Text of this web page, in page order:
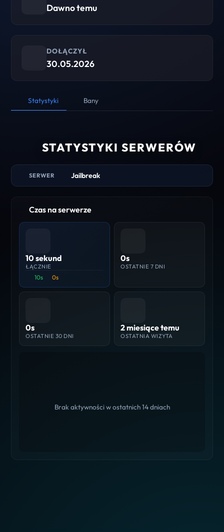
Dawno temu
DOŁĄCZYŁ
30.05.2026
Statystyki Bany
STATYSTYKI SERWERÓW
SERWER Jailbreak
Czas na serwerze
10 sekund
ŁĄCZNIE
10s 0s
0s
OSTATNIE 7 DNI
0s
OSTATNIE 30 DNI
2 miesiące temu
OSTATNIA WIZYTA
Brak aktywności w ostatnich 14 dniach